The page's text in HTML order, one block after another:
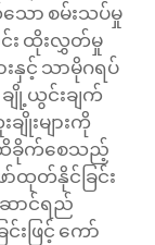
ော စမ်းသပ်မှု
း ထိုးလွှတ်မှု
းနှင့် သာမိုဂရပ်
ျို့ယွင်းချက်
ျိုးများကို
ထိခိုက်စေသည့်
ာ်ထုတ်နိုင်ခြင်း
ောင်ရည်
းဖြင့် ကော်